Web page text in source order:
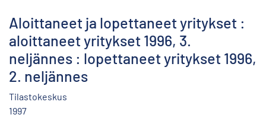
Aloittaneet ja lopettaneet yritykset :
aloittaneet yritykset 1996, 3.
neljännes : lopettaneet yritykset 1996,
2. neljännes
Tilastokeskus
1997